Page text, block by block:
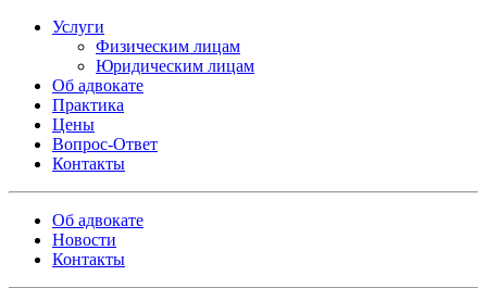
Услуги
Физическим лицам
Юридическим лицам
Об адвокате
Практика
Цены
Вопрос-Ответ
Контакты
Об адвокате
Новости
Контакты